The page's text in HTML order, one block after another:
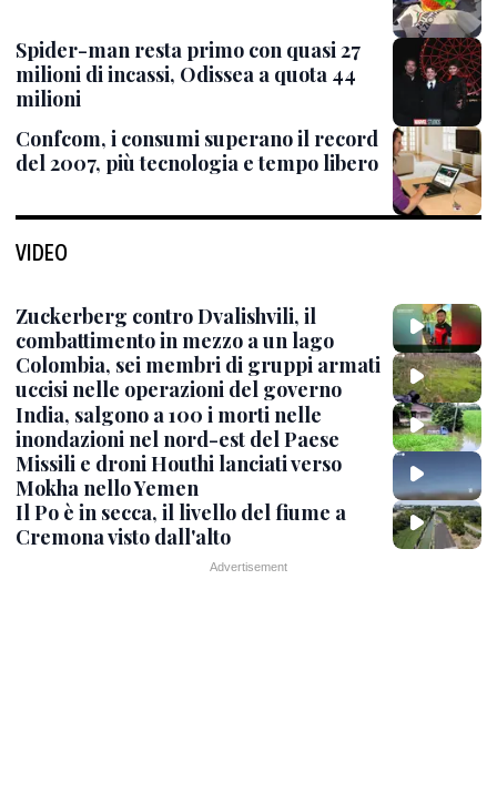
Spider-man resta primo con quasi 27
milioni di incassi, Odissea a quota 44
milioni
Confcom, i consumi superano il record
del 2007, più tecnologia e tempo libero
VIDEO
Zuckerberg contro Dvalishvili, il
combattimento in mezzo a un lago
Colombia, sei membri di gruppi armati
uccisi nelle operazioni del governo
India, salgono a 100 i morti nelle
inondazioni nel nord-est del Paese
Missili e droni Houthi lanciati verso
Mokha nello Yemen
Il Po è in secca, il livello del fiume a
Cremona visto dall'alto